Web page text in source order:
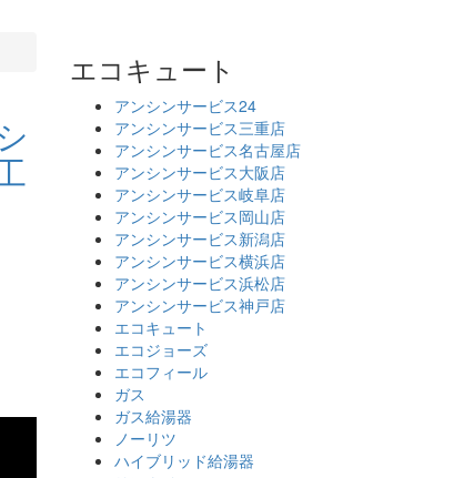
エコキュート
アンシンサービス24
アンシンサービス三重店
アンシンサービス名古屋店
アンシンサービス大阪店
アンシンサービス岐阜店
アンシンサービス岡山店
アンシンサービス新潟店
アンシンサービス横浜店
アンシンサービス浜松店
アンシンサービス神戸店
エコキュート
エコジョーズ
エコフィール
ガス
ガス給湯器
ノーリツ
ハイブリッド給湯器